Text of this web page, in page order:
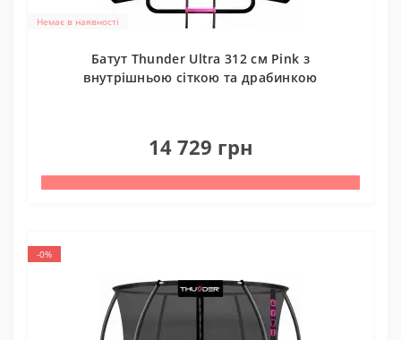
Немає в наявності
Батут Thunder Ultra 312 см Pink з
внутрішньою сіткою та драбинкою
14 729 грн
-0%